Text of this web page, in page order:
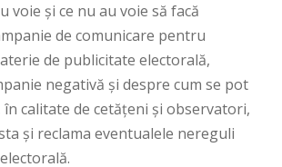
voie și ce nu au voie să facă
de comunicare pentru
de publicitate electorală,
negativă și despre cum se pot
calitate de cetățeni și observatori,
și reclama eventualele nereguli